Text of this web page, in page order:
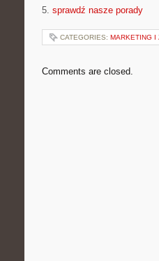
5. sprawdź nasze porady
CATEGORIES: MARKETING I
Comments are closed.